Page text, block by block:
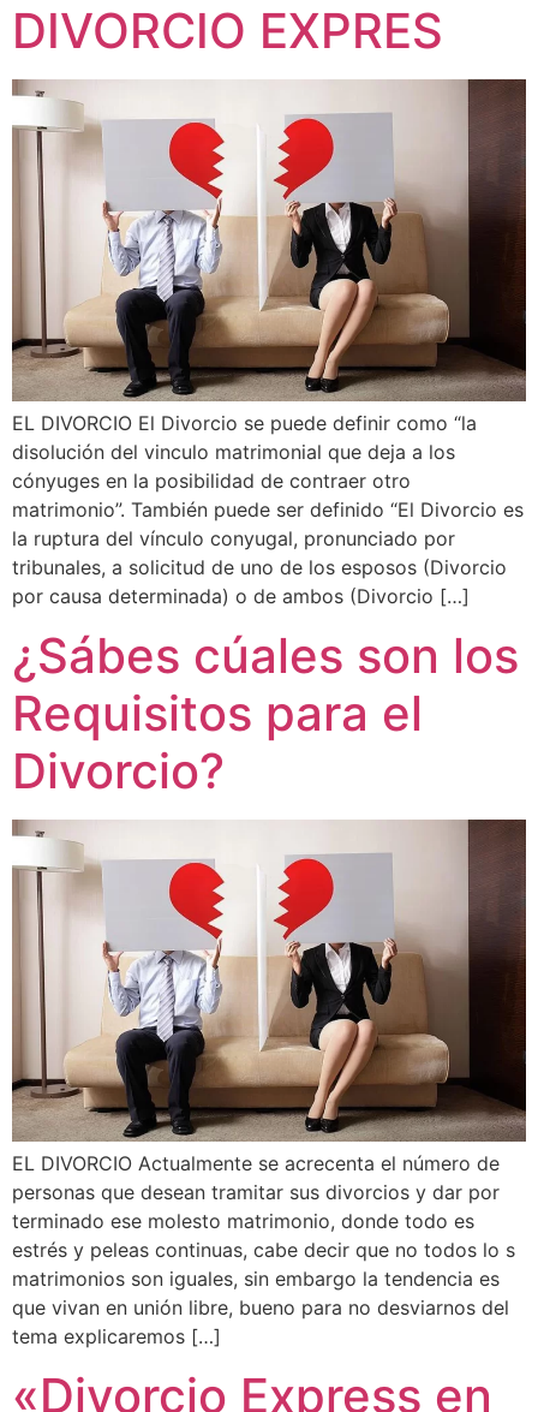
DIVORCIO EXPRES
EL DIVORCIO El Divorcio se puede definir como “la
disolución del vinculo matrimonial que deja a los
cónyuges en la posibilidad de contraer otro
matrimonio”. También puede ser definido “El Divorcio es
la ruptura del vínculo conyugal, pronunciado por
tribunales, a solicitud de uno de los esposos (Divorcio
por causa determinada) o de ambos (Divorcio […]
¿Sábes cúales son los
Requisitos para el
Divorcio?
EL DIVORCIO Actualmente se acrecenta el número de
personas que desean tramitar sus divorcios y dar por
terminado ese molesto matrimonio, donde todo es
estrés y peleas continuas, cabe decir que no todos lo s
matrimonios son iguales, sin embargo la tendencia es
que vivan en unión libre, bueno para no desviarnos del
tema explicaremos […]
«Divorcio Express en